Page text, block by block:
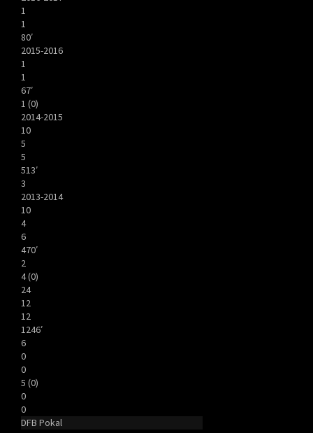
1
1
80′
2015-2016
1
1
67′
1 (0)
2014-2015
10
5
5
513′
3
2013-2014
10
4
6
470′
2
4 (0)
24
12
12
1246′
6
0
0
5 (0)
0
0
DFB Pokal